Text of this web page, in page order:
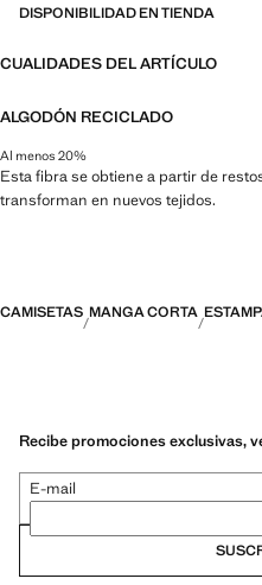
DISPONIBILIDAD EN TIENDA
CUALIDADES DEL ARTÍCULO
ALGODÓN RECICLADO
Al menos 20%
Esta fibra se obtiene a partir de
transforman en nuevos tejidos.
CAMISETAS MANGA CORTA
Recibe promociones exclusivas,
E-mail